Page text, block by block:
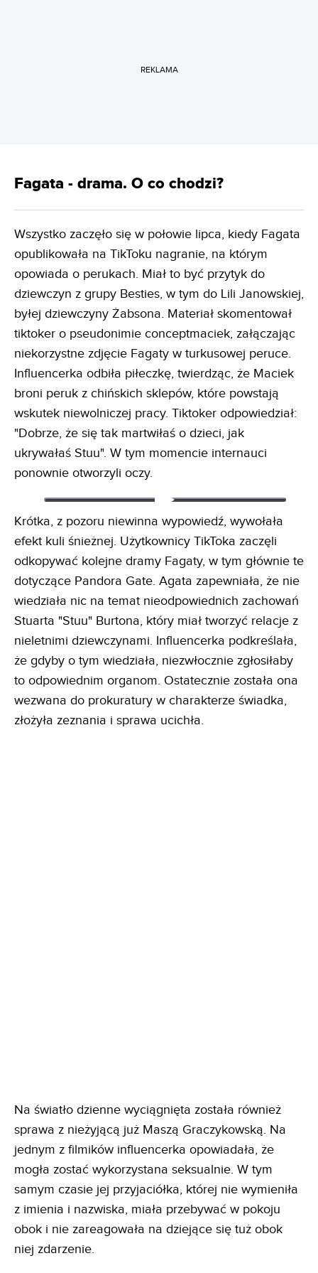
REKLAMA
Fagata - drama. O co chodzi?
Wszystko zaczęło się w połowie lipca, kiedy Fagata
opublikowała na TikToku nagranie, na którym
opowiada o perukach. Miał to być przytyk do
dziewczyn z grupy Besties, w tym do Lili Janowskiej,
byłej dziewczyny Żabsona. Materiał skomentował
tiktoker o pseudonimie conceptmaciek, załączając
niekorzystne zdjęcie Fagaty w turkusowej peruce.
Influencerka odbiła piłeczkę, twierdząc, że Maciek
broni peruk z chińskich sklepów, które powstają
wskutek niewolniczej pracy. Tiktoker odpowiedział:
"Dobrze, że się tak martwiłaś o dzieci, jak
ukrywałaś Stuu". W tym momencie internauci
ponownie otworzyli oczy.
Krótka, z pozoru niewinna wypowiedź, wywołała
efekt kuli śnieżnej. Użytkownicy TikToka zaczęli
odkopywać kolejne dramy Fagaty, w tym głównie te
dotyczące Pandora Gate. Agata zapewniała, że nie
wiedziała nic na temat nieodpowiednich zachowań
Stuarta "Stuu" Burtona, który miał tworzyć relacje z
nieletnimi dziewczynami. Influencerka podkreślała,
że gdyby o tym wiedziała, niezwłocznie zgłosiłaby
to odpowiednim organom. Ostatecznie została ona
wezwana do prokuratury w charakterze świadka,
złożyła zeznania i sprawa ucichła.
Na światło dzienne wyciągnięta została również
sprawa z nieżyjącą już Maszą Graczykowską. Na
jednym z filmików influencerka opowiadała, że
mogła zostać wykorzystana seksualnie. W tym
samym czasie jej przyjaciółka, której nie wymieniła
z imienia i nazwiska, miała przebywać w pokoju
obok i nie zareagowała na dziejące się tuż obok
niej zdarzenie.